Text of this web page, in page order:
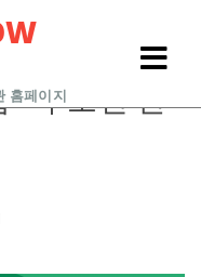
홈페이지
Next
구조견 산